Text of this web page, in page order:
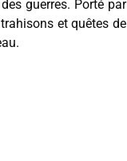
guerres. Porté par
et quêtes de